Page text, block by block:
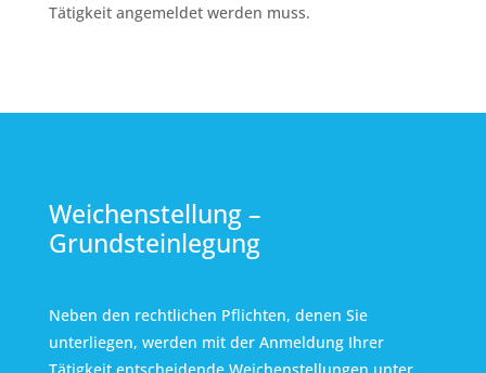
Tätigkeit angemeldet werden muss.
Weichenstellung –
Grundsteinlegung
Neben den rechtlichen Pflichten, denen Sie
unterliegen, werden mit der Anmeldung Ihrer
Tätigkeit entscheidende Weichenstellungen unter